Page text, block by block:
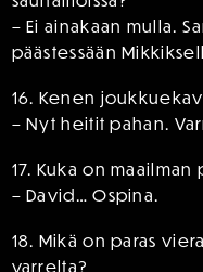
– Ei ainakaan mulla.
päästessään
16. Kenen
– Nyt heitit pahan.
17. Kuka on
– David… Ospina.
18. Mikä on paras
varrelta?